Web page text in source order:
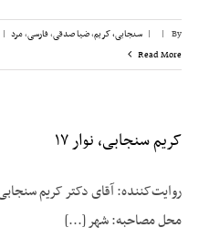
By
|
| سنجابی، کریم,ضیا صدقی,فارسی,مرد |
Read More
کریم سنجابی، نوار ۱۷
محل مصاحبه: شهر [...]